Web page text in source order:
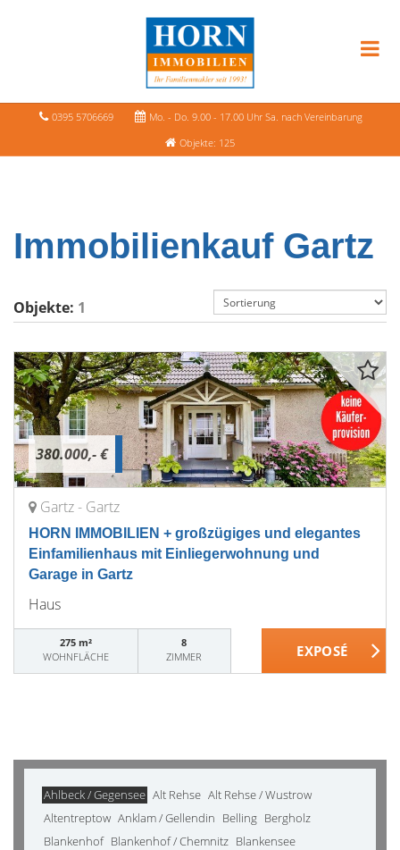
0395 5706669
Mo. - Do. 9.00 - 17.00 Uhr Sa. nach Vereinbarung
Objekte: 125
Immobilienkauf Gartz
Objekte: 1
380.000,- €
Gartz - Gartz
HORN IMMOBILIEN + großzügiges und elegantes
Einfamilienhaus mit Einliegerwohnung und
Garage in Gartz
Haus
275 m²
WOHNFLÄCHE
8
ZIMMER
Ahlbeck / Gegensee Alt Rehse Alt Rehse / Wustrow
Altentreptow Anklam / Gellendin Belling Bergholz
Blankenhof Blankenhof / Chemnitz Blankensee